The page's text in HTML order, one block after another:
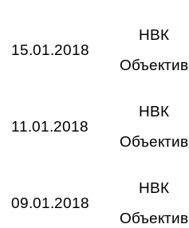
15.01.2018
НВК
Объектив
11.01.2018
НВК
Объектив
09.01.2018
НВК
Объектив